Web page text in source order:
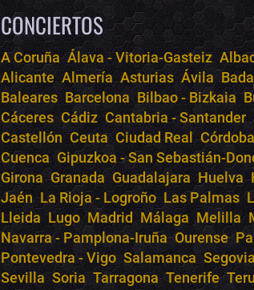
CONCIERTOS
A Coruña Álava - Vitoria-Gasteiz
Alicante Almería Asturias Ávila
Baleares Barcelona Bilbao - Bizkaia
Cáceres Cádiz Cantabria - Santander
Castellón Ceuta Ciudad Real
Córdoba
Cuenca Gipuzkoa - San Sebastián-
Girona Granada Guadalajara Huelva
Jaén La Rioja - Logroño Las Palmas
Lleida Lugo Madrid Málaga Melilla
Navarra - Pamplona-Iruña Ourense
Pontevedra - Vigo Salamanca
Sevilla Soria Tarragona Tenerife